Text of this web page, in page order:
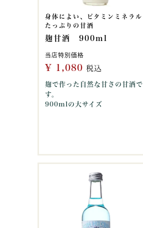
身体によい、ビタミンミネラル
たっぷりの甘酒
麹甘酒 900ml
当店特別価格
¥ 1,080 税込
麹で作った自然な甘さの甘酒で
す。
900mlの大サイズ